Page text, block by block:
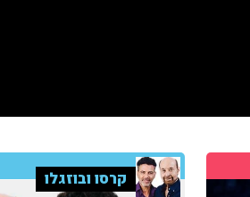
קרסו ובוזגלו